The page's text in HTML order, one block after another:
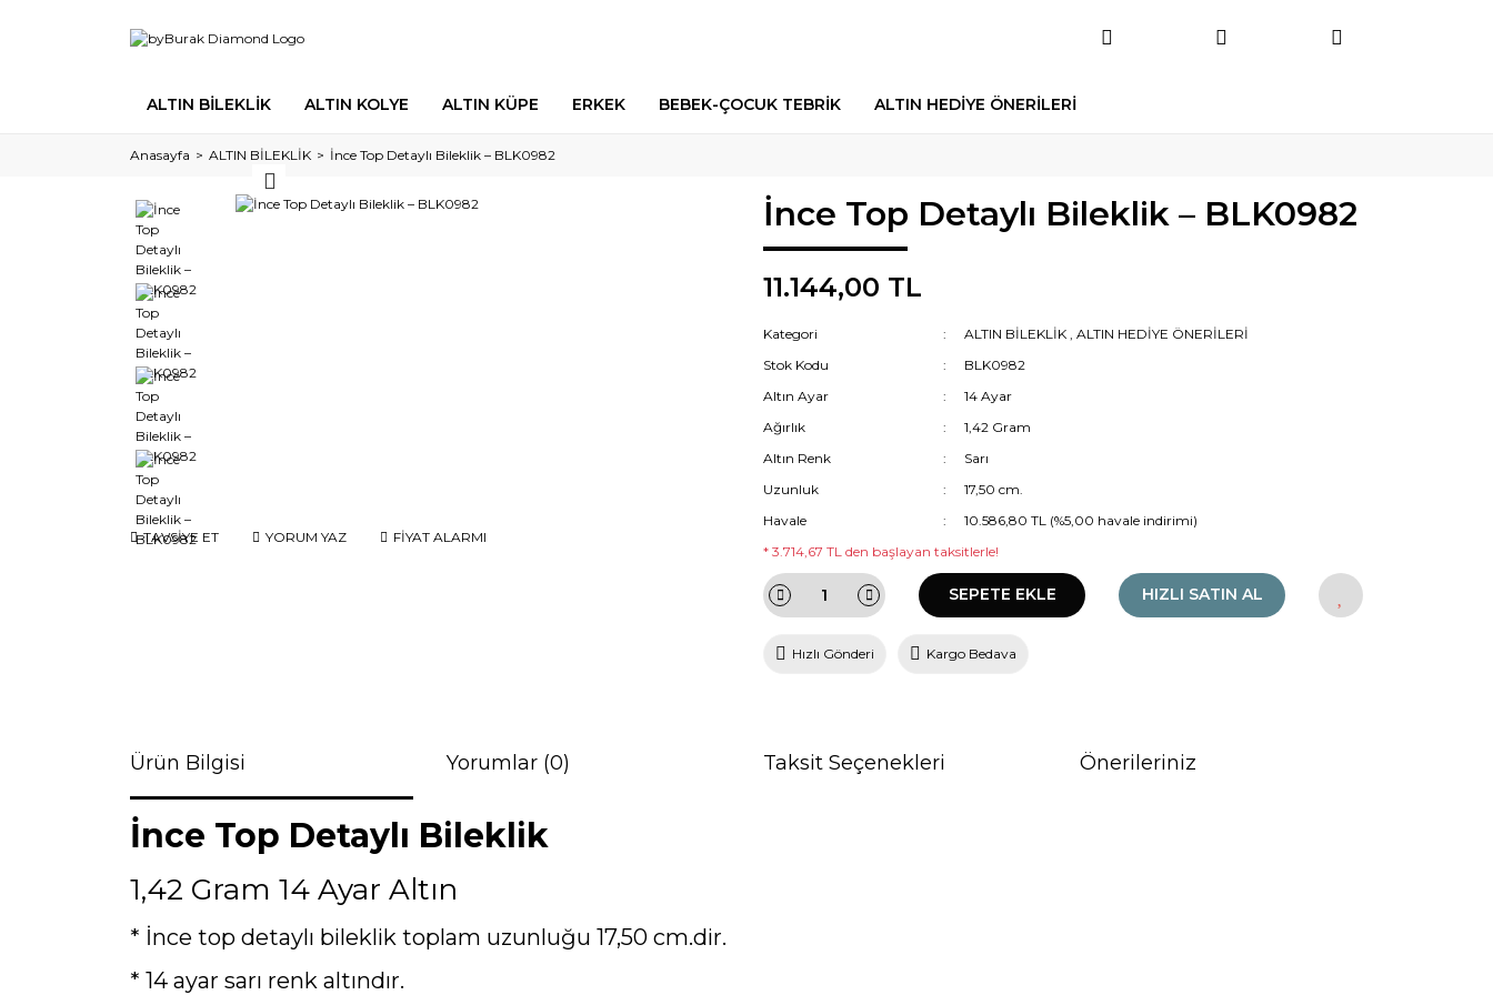
ALTIN BİLEKLİK ALTIN KOLYE ALTIN KÜPE ERKEK BEBEK-ÇOCUK TEBRİK ALTIN HEDİYE ÖNERİLERİ
Anasayfa ALTIN BİLEKLİK İnce Top Detaylı Bileklik – BLK0982
TAVSİYE ET YORUM YAZ FİYAT ALARMI
İnce Top Detaylı Bileklik – BLK0982
11.144,00 TL
Kategori ALTIN BİLEKLİK ALTIN HEDİYE ÖNERİLERİ
Stok Kodu
BLK0982
Altın Ayar
14 Ayar
Ağırlık
1,42 Gram
Altın Renk
Sarı
Uzunluk
17,50 cm.
Havale
10.586,80 TL (%5,00 havale indirimi)
* 3.714,67 TL den başlayan taksitlerle!
SEPETE EKLE HIZLI SATIN AL
Hızlı Gönderi Kargo Bedava
Ürün Bilgisi Yorumlar (0) Taksit Seçenekleri Önerileriniz
İnce Top Detaylı Bileklik
1,42 Gram 14 Ayar Altın
* İnce top detaylı bileklik toplam uzunluğu 17,50 cm.dir.
* 14 ayar sarı renk altındır.